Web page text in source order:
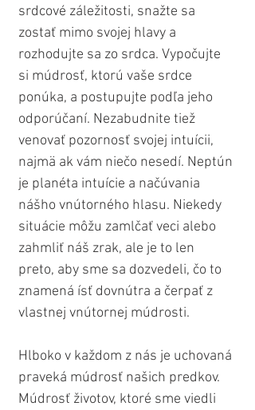
srdcové záležitosti, snažte sa
zostať mimo svojej hlavy a
rozhodujte sa zo srdca. Vypočujte
si múdrosť, ktorú vaše srdce
ponúka, a postupujte podľa jeho
odporúčaní. Nezabudnite tiež
venovať pozornosť svojej intuícii,
najmä ak vám niečo nesedí. Neptún
je planéta intuície a načúvania
nášho vnútorného hlasu. Niekedy
situácie môžu zamlčať veci alebo
zahmliť náš zrak, ale je to len
preto, aby sme sa dozvedeli, čo to
znamená ísť dovnútra a čerpať z
vlastnej vnútornej múdrosti.
Hlboko v každom z nás je uchovaná
praveká múdrosť našich predkov.
Múdrosť životov, ktoré sme viedli